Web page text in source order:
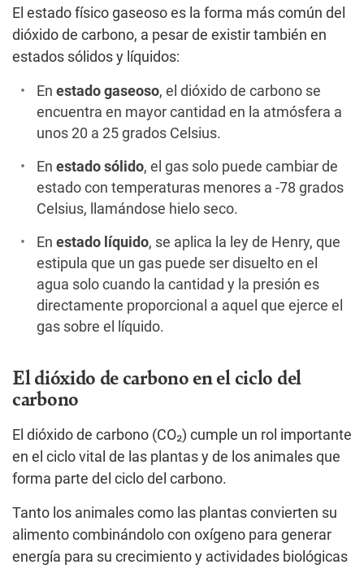
El estado físico gaseoso es la forma más común del
dióxido de carbono, a pesar de existir también en
estados sólidos y líquidos:
En estado gaseoso, el dióxido de carbono se
encuentra en mayor cantidad en la atmósfera a
unos 20 a 25 grados Celsius.
En estado sólido, el gas solo puede cambiar de
estado con temperaturas menores a -78 grados
Celsius, llamándose hielo seco.
En estado líquido, se aplica la ley de Henry, que
estipula que un gas puede ser disuelto en el
agua solo cuando la cantidad y la presión es
directamente proporcional a aquel que ejerce el
gas sobre el líquido.
El dióxido de carbono en el ciclo del
carbono
El dióxido de carbono (CO₂) cumple un rol importante
en el ciclo vital de las plantas y de los animales que
forma parte del ciclo del carbono.
Tanto los animales como las plantas convierten su
alimento combinándolo con oxígeno para generar
energía para su crecimiento y actividades biológicas